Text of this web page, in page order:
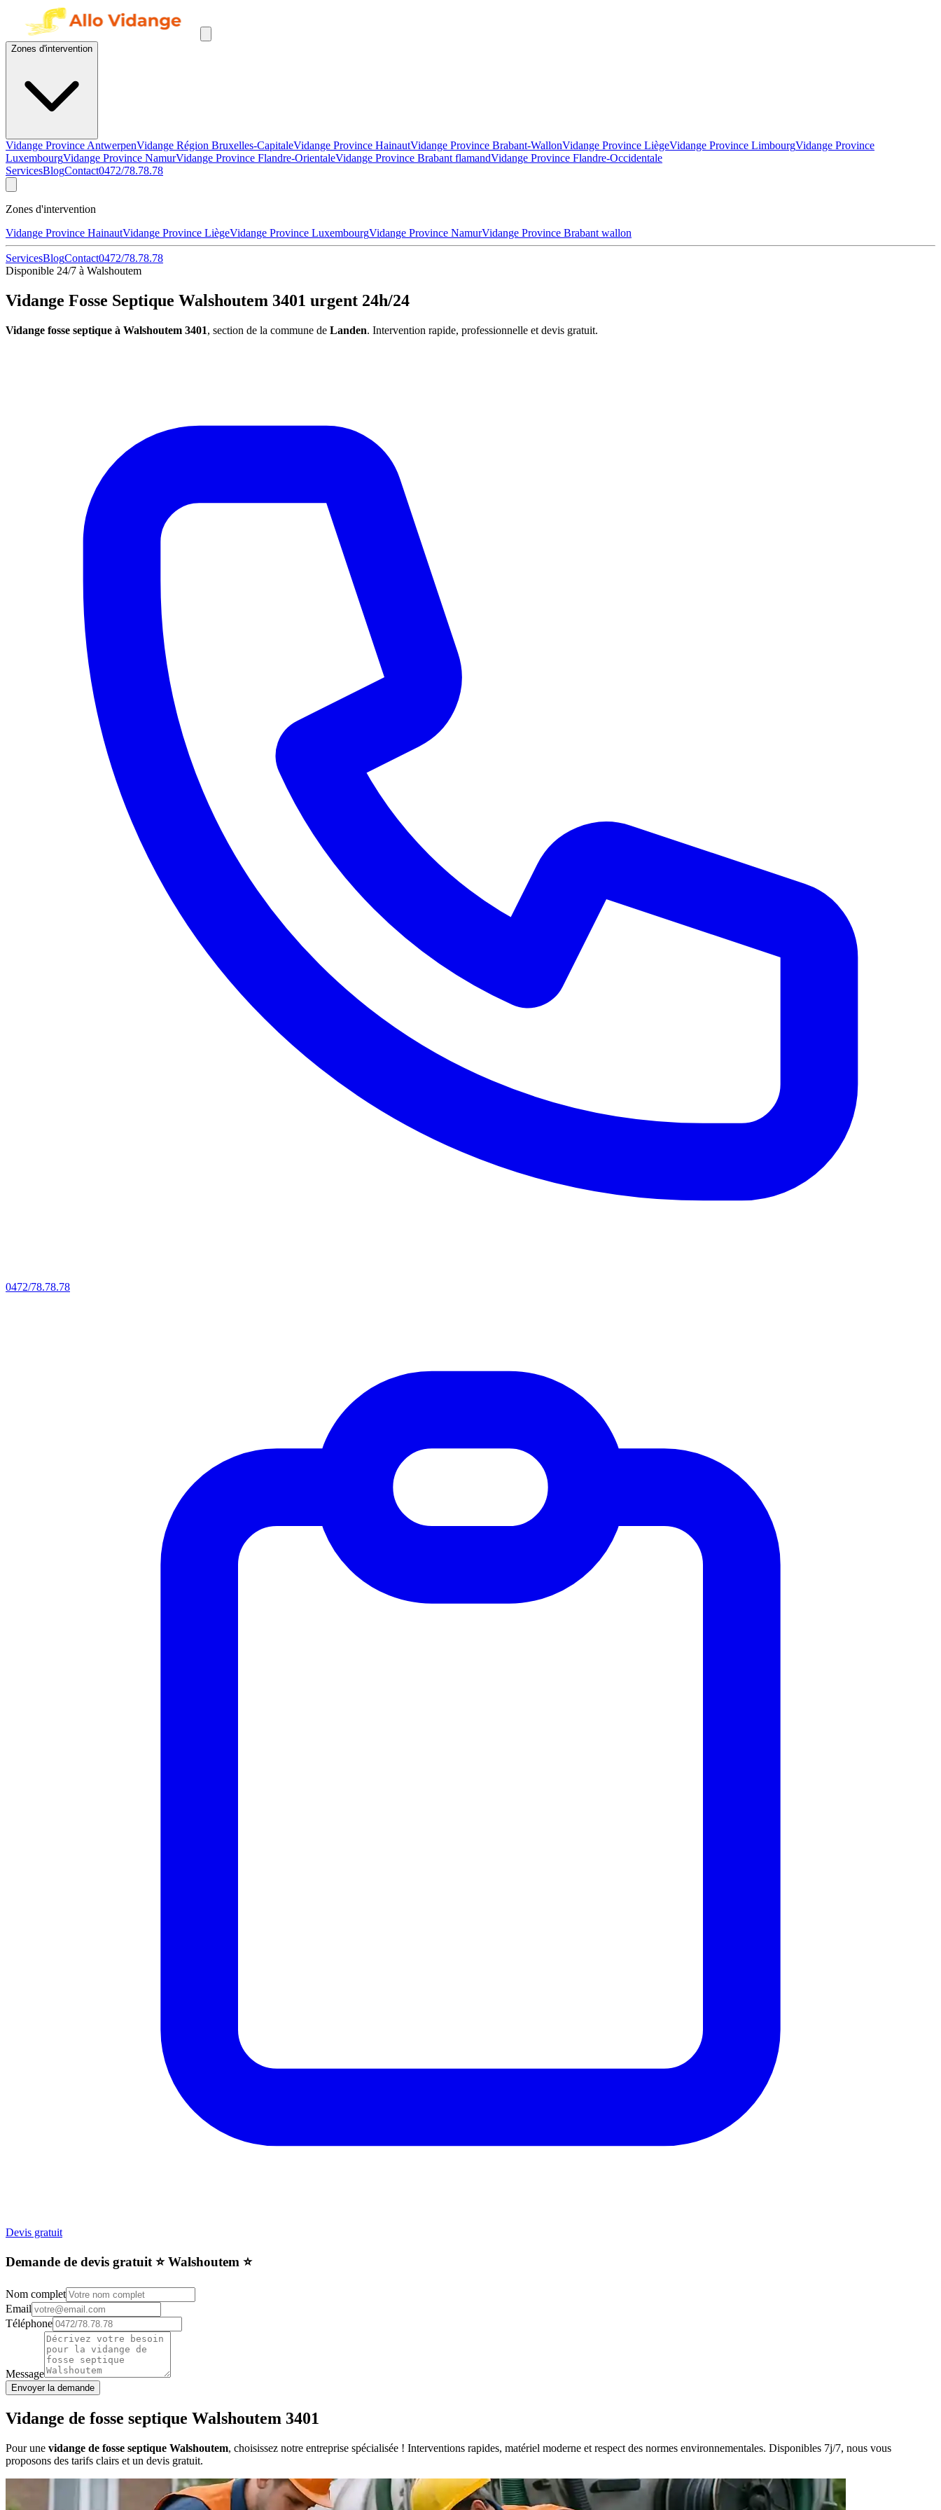
Zones d'intervention
Vidange Province AntwerpenVidange Région Bruxelles-CapitaleVidange Province HainautVidange Province Brabant-WallonVidange Province LiègeVidange Province LimbourgVidange Province
LuxembourgVidange Province NamurVidange Province Flandre-OrientaleVidange Province Brabant flamandVidange Province Flandre-Occidentale
ServicesBlogContact0472/78.78.78
Zones d'intervention
Vidange Province HainautVidange Province LiègeVidange Province LuxembourgVidange Province NamurVidange Province Brabant wallon
ServicesBlogContact0472/78.78.78
Disponible 24/7 à Walshoutem
Vidange Fosse Septique Walshoutem 3401 urgent 24h/24
Vidange fosse septique à Walshoutem 3401, section de la commune de Landen. Intervention rapide, professionnelle et devis gratuit.
0472/78.78.78
Devis gratuit
Demande de devis gratuit ⭐️ Walshoutem ⭐️
Nom complet
Email
Téléphone
Message
Envoyer la demande
Vidange de fosse septique Walshoutem 3401
Pour une vidange de fosse septique Walshoutem, choisissez notre entreprise spécialisée ! Interventions rapides, matériel moderne et respect des normes environnementales. Disponibles 7j/7, nous vous
proposons des tarifs clairs et un devis gratuit.